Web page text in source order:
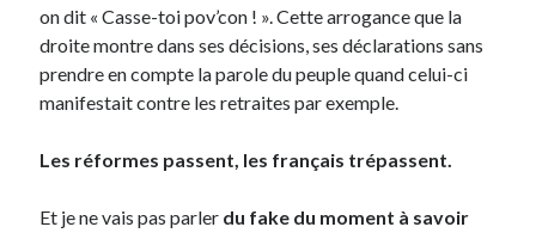
on dit « Casse-toi pov’con ! ». Cette arrogance que la
droite montre dans ses décisions, ses déclarations sans
prendre en compte la parole du peuple quand celui-ci
manifestait contre les retraites par exemple.
Les réformes passent, les français trépassent.
Et je ne vais pas parler du fake du moment à savoir